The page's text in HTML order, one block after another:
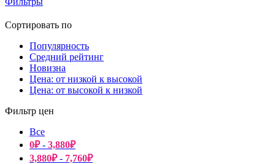
Сортировать по
Популярность
Средний рейтинг
Новизна
Цена: от низкой к высокой
Цена: от высокой к низкой
Фильтр цен
Все
0₽- 3,880₽
3,880₽- 7,760₽